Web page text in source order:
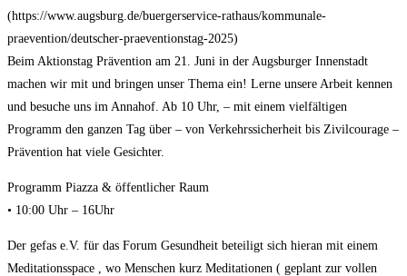
(https://www.augsburg.de/buergerservice-rathaus/kommunale-
praevention/deutscher-praeventionstag-2025)
Beim Aktionstag Prävention am 21. Juni in der Augsburger Innenstadt
machen wir mit und bringen unser Thema ein! Lerne unsere Arbeit kennen
und besuche uns im Annahof. Ab 10 Uhr, – mit einem vielfältigen
Programm den ganzen Tag über – von Verkehrssicherheit bis Zivilcourage –
Prävention hat viele Gesichter.
Programm Piazza & öffentlicher Raum
• 10:00 Uhr – 16Uhr
Der gefas e.V. für das Forum Gesundheit beteiligt sich hieran mit einem
Meditationsspace , wo Menschen kurz Meditationen ( geplant zur vollen